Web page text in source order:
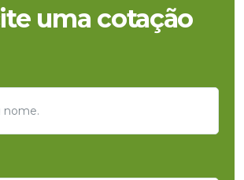
uma cotação